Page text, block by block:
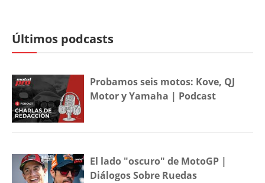
Últimos podcasts
Probamos seis motos: Kove, QJ
Motor y Yamaha | Podcast
El lado "oscuro" de MotoGP |
Diálogos Sobre Ruedas